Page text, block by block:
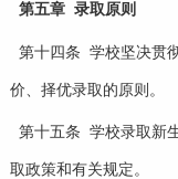
第五章 录取原则
第十四条 学校坚决贯
价、择优录取的原则。
第十五条 学校录取新
取政策和有关规定。